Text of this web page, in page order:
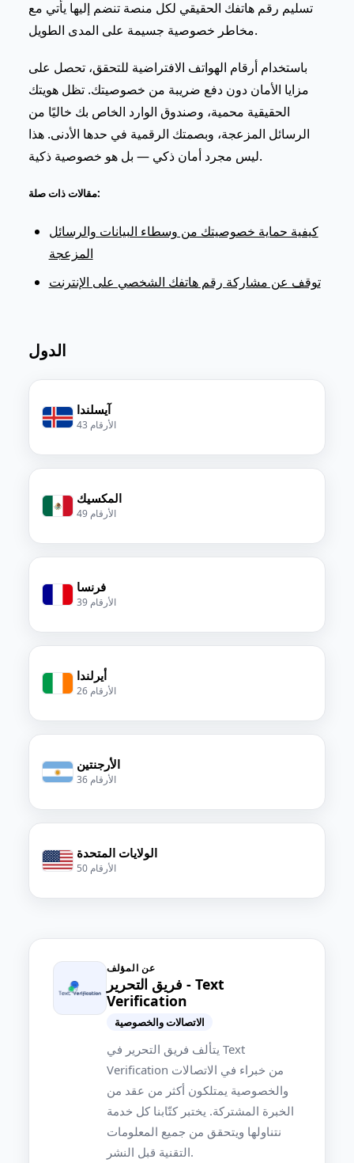
تسليم رقم هاتفك الحقيقي لكل منصة تنضم إليها يأتي مع
مخاطر خصوصية جسيمة على المدى الطويل.
باستخدام أرقام الهواتف الافتراضية للتحقق، تحصل على
مزايا الأمان دون دفع ضريبة من خصوصيتك. تظل هويتك
الحقيقية محمية، وصندوق الوارد الخاص بك خاليًا من
الرسائل المزعجة، وبصمتك الرقمية في حدها الأدنى. هذا
ليس مجرد أمان ذكي — بل هو خصوصية ذكية.
مقالات ذات صلة:
كيفية حماية خصوصيتك من وسطاء البيانات والرسائل
المزعجة
توقف عن مشاركة رقم هاتفك الشخصي على الإنترنت
الدول
آيسلندا
43 الأرقام
المكسيك
49 الأرقام
فرنسا
39 الأرقام
أيرلندا
26 الأرقام
الأرجنتين
36 الأرقام
الولايات المتحدة
50 الأرقام
عن المؤلف
فريق التحرير - Text
Verification
الاتصالات والخصوصية
يتألف فريق التحرير في Text
Verification من خبراء في الاتصالات
والخصوصية يمتلكون أكثر من عقد من
الخبرة المشتركة. يختبر كتّابنا كل خدمة
نتناولها ويتحقق من جميع المعلومات
التقنية قبل النشر.